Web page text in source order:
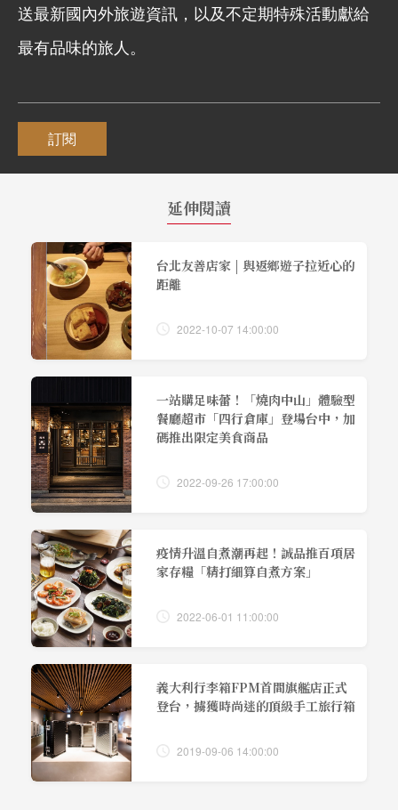
送最新國內外旅遊資訊，以及不定期特殊活動獻給
最有品味的旅人。
訂閱
延伸閱讀
台北友善店家 | 與返鄉遊子拉近心的
距離
2022-10-07 14:00:00
一站購足味蕾！「燒肉中山」體驗型
餐廳超市「四行倉庫」登場台中，加
碼推出限定美食商品
2022-09-26 17:00:00
疫情升溫自煮潮再起！誠品推百項居
家存糧「精打細算自煮方案」
2022-06-01 11:00:00
義大利行李箱FPM首間旗艦店正式
登台，擄獲時尚迷的頂級手工旅行箱
2019-09-06 14:00:00